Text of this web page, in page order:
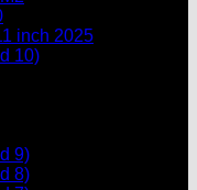
inch 2025
10)
9)
8)